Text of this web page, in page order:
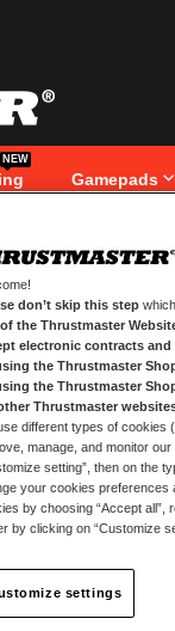
NEW
Gamepads
don’t skip this step
the Thrustmaster
electronic contracts
the Thrustmaster
the Thrustmaster
Thrustmaster
different types of cookies
manage, and monitor
setting”, then on the
your cookies preferences
by choosing “Accept all”,
by clicking on “Customize
settings